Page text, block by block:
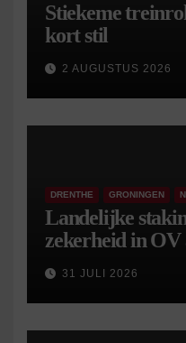
Stiekeme
kort stil
2 AUGUSTUS 2026
DRENTHE GRONINGEN
Landelijke
zekerheid in OV
september
31 JULI 2026